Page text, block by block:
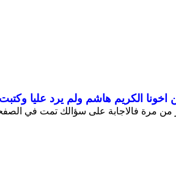
الكريم هاشم ولم يرد عليا
تمت في الصفحة 14ارجع علبها تجد سؤالك والاجابة